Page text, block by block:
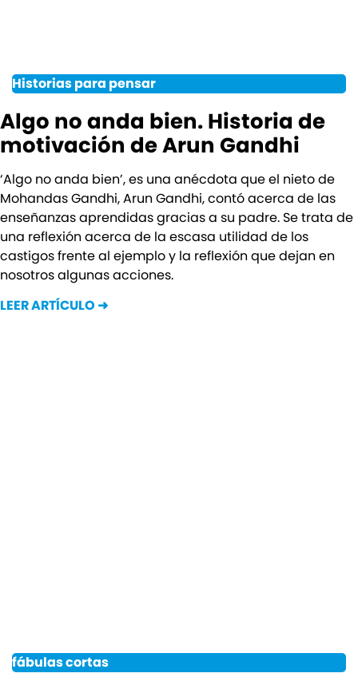
Historias para pensar
Algo no anda bien. Historia de
motivación de Arun Gandhi
‘Algo no anda bien’, es una anécdota que el nieto de
Mohandas Gandhi, Arun Gandhi, contó acerca de las
enseñanzas aprendidas gracias a su padre. Se trata de
una reflexión acerca de la escasa utilidad de los
castigos frente al ejemplo y la reflexión que dejan en
nosotros algunas acciones.
LEER ARTÍCULO ➜
fábulas cortas